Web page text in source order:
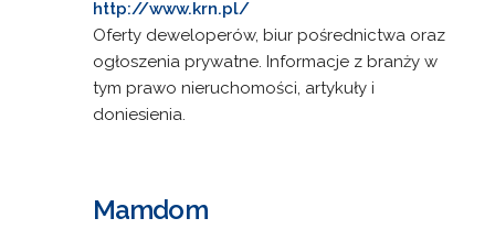
http://www.krn.pl/
Oferty deweloperów, biur pośrednictwa oraz
ogłoszenia prywatne. Informacje z branży w
tym prawo nieruchomości, artykuły i
doniesienia.
Mamdom